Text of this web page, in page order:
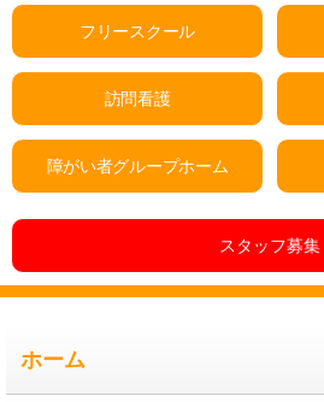
フリースクール
訪問看護
障がい者グループホーム
スタッフ募集
ホーム